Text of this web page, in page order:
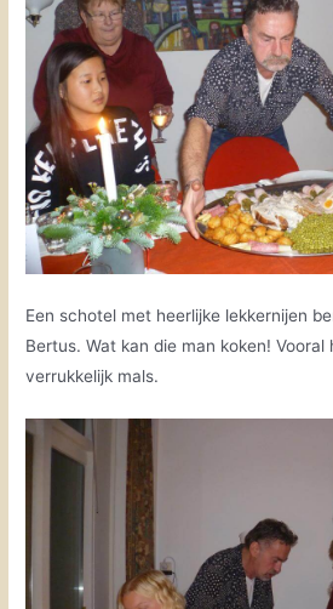
Een schotel met heerlijke lekkernijen
Bertus. Wat kan die man koken! Vooral
verrukkelijk mals.